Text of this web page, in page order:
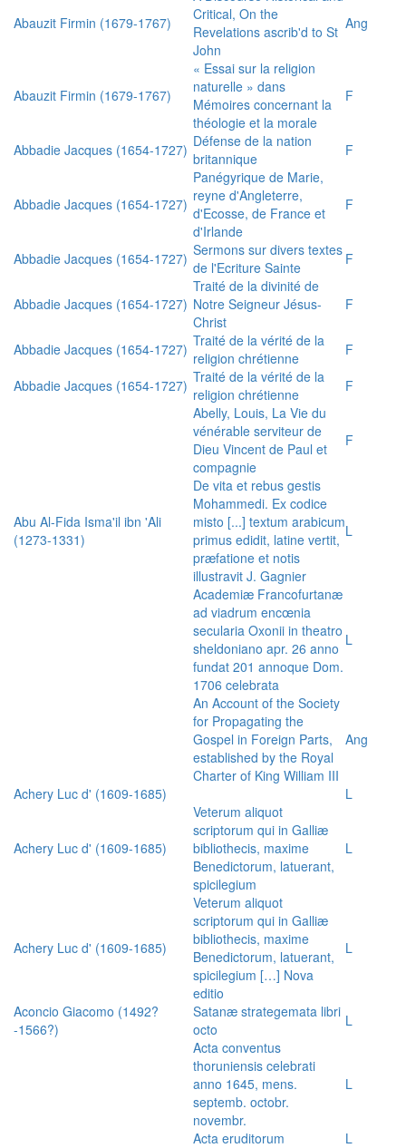
Abauzit Firmin (1679-1767)
Critical, On the
Revelations ascrib'd to St
John
Ang
Abauzit Firmin (1679-1767)
« Essai sur la religion
naturelle » dans
Mémoires concernant la
théologie et la morale
F
Abbadie Jacques (1654-1727) Défense de la nation
britannique
F
Abbadie Jacques (1654-1727)
Panégyrique de Marie,
reyne d'Angleterre,
d'Ecosse, de France et
d'Irlande
F
Abbadie Jacques (1654-1727) Sermons sur divers textes
de l'Ecriture Sainte
F
Abbadie Jacques (1654-1727)
Traité de la divinité de
Notre Seigneur Jésus-
Christ
F
Abbadie Jacques (1654-1727) Traité de la vérité de la
religion chrétienne
F
Abbadie Jacques (1654-1727) Traité de la vérité de la
religion chrétienne
F
Abelly, Louis, La Vie du
vénérable serviteur de
Dieu Vincent de Paul et
compagnie
F
Abu Al-Fida Isma'il ibn 'Ali
(1273-1331)
De vita et rebus gestis
Mohammedi. Ex codice
misto [...] textum arabicum
primus edidit, latine vertit,
præfatione et notis
illustravit J. Gagnier
L
Academiæ Francofurtanæ
ad viadrum encœnia
secularia Oxonii in theatro
sheldoniano apr. 26 anno
fundat 201 annoque Dom.
1706 celebrata
L
An Account of the Society
for Propagating the
Gospel in Foreign Parts,
established by the Royal
Charter of King William III
Ang
Achery Luc d' (1609-1685) L
Achery Luc d' (1609-1685)
Veterum aliquot
scriptorum qui in Galliæ
bibliothecis, maxime
Benedictorum, latuerant,
spicilegium
L
Achery Luc d' (1609-1685)
Veterum aliquot
scriptorum qui in Galliæ
bibliothecis, maxime
Benedictorum, latuerant,
spicilegium […] Nova
editio
L
Aconcio Giacomo (1492?
-1566?)
Satanæ strategemata libri
octo
L
Acta conventus
thoruniensis celebrati
anno 1645, mens.
septemb. octobr.
novembr.
L
Acta eruditorum
L